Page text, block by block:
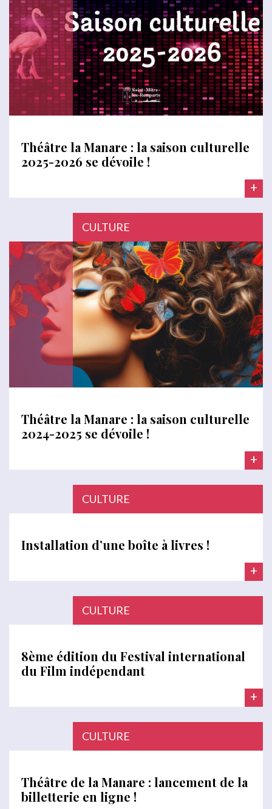
Théâtre la Manare : la saison culturelle
2025-2026 se dévoile !
+
CULTURE
Théâtre la Manare : la saison culturelle
2024-2025 se dévoile !
+
CULTURE
Installation d’une boîte à livres !
+
CULTURE
8ème édition du Festival international
du Film indépendant
+
CULTURE
Théâtre de la Manare : lancement de la
billetterie en ligne !